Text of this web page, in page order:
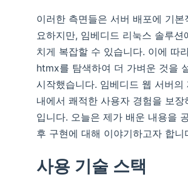
이러한 측면들은 서버 배포에 기본
요하지만, 임베디드 리눅스 솔루션
치게 복잡할 수 있습니다. 이에 따
htmx를 탐색하여 더 가벼운 것을
시작했습니다. 임베디드 웹 서버의
내에서 쾌적한 사용자 경험을 보장
입니다. 오늘은 제가 배운 내용을
후 구현에 대해 이야기하고자 합니
사용 기술 스택